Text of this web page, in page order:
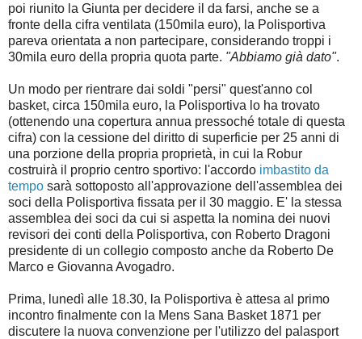
poi riunito la Giunta per decidere il da farsi, anche se a
fronte della cifra ventilata (150mila euro), la Polisportiva
pareva orientata a non partecipare, considerando troppi i
30mila euro della propria quota parte. "Abbiamo già dato".
Un modo per rientrare dai soldi "persi" quest'anno col
basket, circa 150mila euro, la Polisportiva lo ha trovato
(ottenendo una copertura annua pressoché totale di questa
cifra) con la cessione del diritto di superficie per 25 anni di
una porzione della propria proprietà, in cui la Robur
costruirà il proprio centro sportivo: l'accordo imbastito da
tempo sarà sottoposto all'approvazione dell'assemblea dei
soci della Polisportiva fissata per il 30 maggio. E' la stessa
assemblea dei soci da cui si aspetta la nomina dei nuovi
revisori dei conti della Polisportiva, con Roberto Dragoni
presidente di un collegio composto anche da Roberto De
Marco e Giovanna Avogadro.
Prima, lunedì alle 18.30, la Polisportiva è attesa al primo
incontro finalmente con la Mens Sana Basket 1871 per
discutere la nuova convenzione per l'utilizzo del palasport